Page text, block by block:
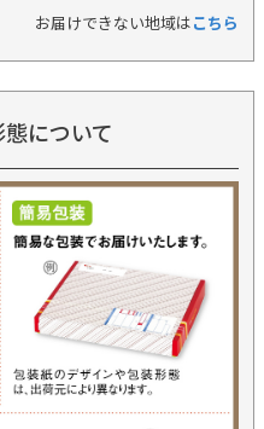
お届けできない地域はこちら
について